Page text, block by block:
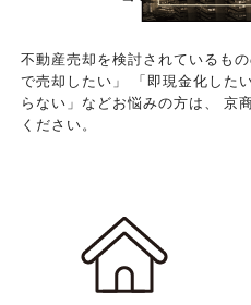
不動産売却を検討されているも
で売却したい」
「即現金化した
らない」などお悩みの方は、
京
ください。